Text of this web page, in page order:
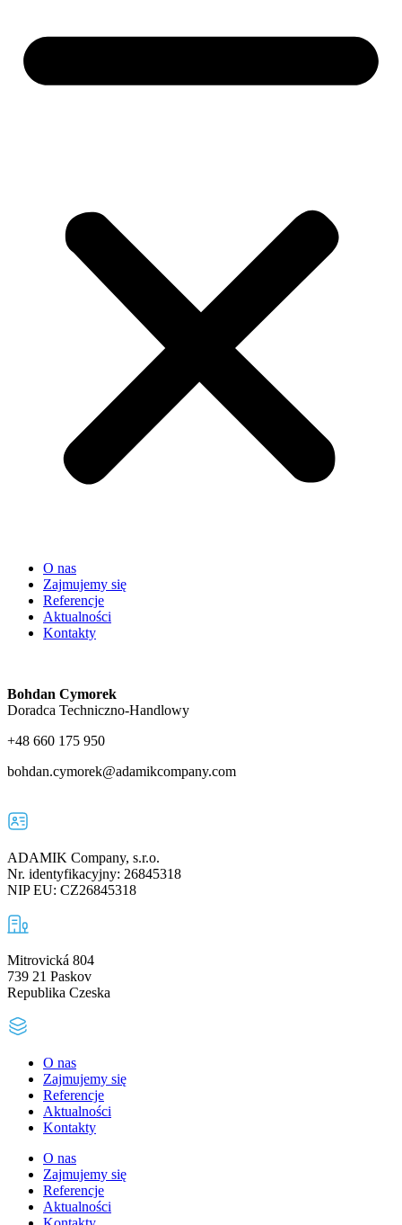
O nas
Zajmujemy się
Referencje
Aktualności
Kontakty
Bohdan Cymorek
Doradca Techniczno-Handlowy
+48 660 175 950
bohdan.cymorek@adamikcompany.com
ADAMIK Company, s.r.o.
Nr. identyfikacyjny: 26845318
NIP EU: CZ26845318
Mitrovická 804
739 21 Paskov
Republika Czeska
O nas
Zajmujemy się
Referencje
Aktualności
Kontakty
O nas
Zajmujemy się
Referencje
Aktualności